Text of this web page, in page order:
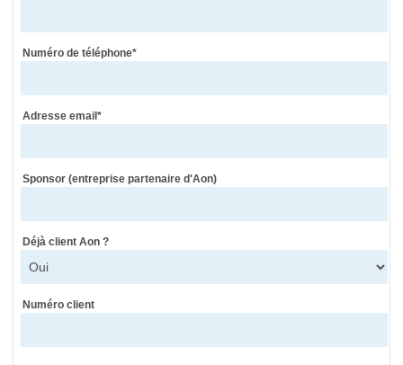
Numéro de téléphone*
Adresse email*
Sponsor (entreprise partenaire d'Aon)
Déjà client Aon ?
Numéro client